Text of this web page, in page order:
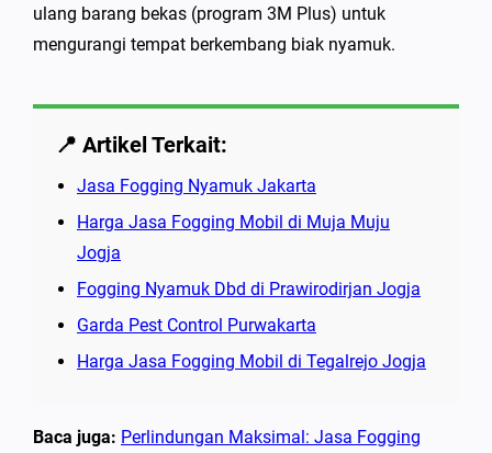
ulang barang bekas (program 3M Plus) untuk
mengurangi tempat berkembang biak nyamuk.
📍 Artikel Terkait:
Jasa Fogging Nyamuk Jakarta
Harga Jasa Fogging Mobil di Muja Muju
Jogja
Fogging Nyamuk Dbd di Prawirodirjan Jogja
Garda Pest Control Purwakarta
Harga Jasa Fogging Mobil di Tegalrejo Jogja
Baca juga: Perlindungan Maksimal: Jasa Fogging